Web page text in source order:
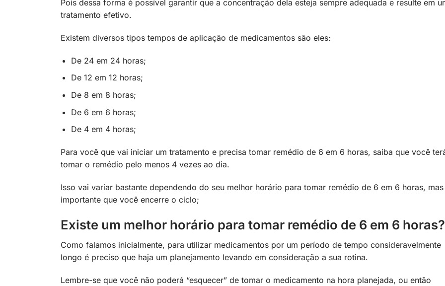
Pois dessa forma é possível garantir que a concentração dela esteja sempre adequada e resulte em
tratamento efetivo.
Existem diversos tipos tempos de aplicação de medicamentos são eles:
De 24 em 24 horas;
De 12 em 12 horas;
De 8 em 8 horas;
De 6 em 6 horas;
De 4 em 4 horas;
Para você que vai iniciar um tratamento e precisa tomar remédio de 6 em 6 horas, saiba que você
tomar o remédio pelo menos 4 vezes ao dia.
Isso vai variar bastante dependendo do seu melhor horário para tomar remédio de 6 em 6 horas,
importante que você encerre o ciclo;
Existe um melhor horário para tomar remédio de 6 em 6
Como falamos inicialmente, para utilizar medicamentos por um período de tempo consideravelmente
longo é preciso que haja um planejamento levando em consideração a sua rotina.
Lembre-se que você não poderá “esquecer” de tomar o medicamento na hora planejada, ou então